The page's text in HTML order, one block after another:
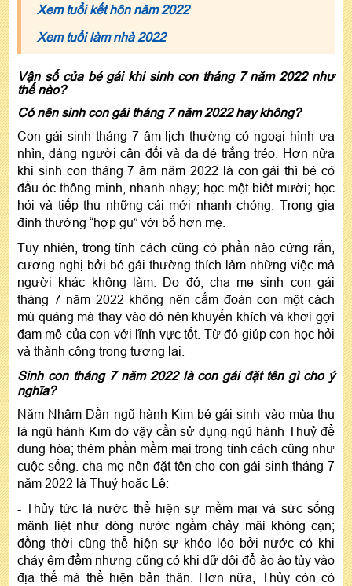
Xem tuổi kết hôn năm 2022
Xem tuổi làm nhà 2022
Vận số của bé gái khi sinh con tháng 7 năm 2022 như
thế nào?
Có nên sinh con gái tháng 7 năm 2022 hay không?
Con gái sinh tháng 7 âm lịch thường có ngoại hình ưa
nhìn, dáng người cân đối và da dẻ trắng trẻo. Hơn nữa
khi sinh con tháng 7 âm năm 2022 là con gái thì bé có
đầu óc thông minh, nhanh nhạy; học một biết mười; học
hỏi và tiếp thu những cái mới nhanh chóng. Trong gia
đình thường “hợp gu” với bố hơn mẹ.
Tuy nhiên, trong tính cách cũng có phần nào cứng rắn,
cương nghị bởi bé gái thường thích làm những việc mà
người khác không làm. Do đó, cha mẹ sinh con gái
tháng 7 năm 2022 không nên cấm đoán con một cách
mù quáng mà thay vào đó nên khuyến khích và khơi gợi
đam mê của con với lĩnh vực tốt. Từ đó giúp con học hỏi
và thành công trong tương lai.
Sinh con tháng 7 năm 2022 là con gái đặt tên gì cho ý
nghĩa?
Năm Nhâm Dần ngũ hành Kim bé gái sinh vào mùa thu
là ngũ hành Kim do vậy cần sử dụng ngũ hành Thuỷ để
dung hòa; thêm phần mềm mại trong tính cách cũng như
cuộc sống. cha mẹ nên đặt tên cho con gái sinh tháng 7
năm 2022 là Thuỷ hoặc Lệ:
- Thủy tức là nước thể hiện sự mềm mại và sức sống
mãnh liệt như dòng nước ngầm chảy mãi không cạn;
đồng thời cũng thể hiện sự khéo léo bởi nước có khi
chảy êm đềm nhưng cũng có khi dữ dội đổ ào ào tùy vào
địa thế mà thể hiện bản thân. Hơn nữa, Thủy còn có